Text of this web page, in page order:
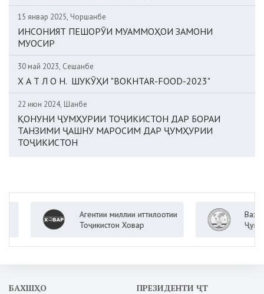
15 январ 2025, Чоршанбе
ИНСОНИЯТ ПЕШОРӮИ МУАММОҲОИ ЗАМОНИ
МУОСИР
30 май 2023, Сешанбе
Х А Т Л О Н. ШУКӮҲИ "BOKHTAR-FOOD-2023"
22 июн 2024, Шанбе
ҚОНУНИ ҶУМҲУРИИ ТОҶИКИСТОН ДАР БОРАИ
ТАНЗИМИ ҶАШНУ МАРОСИМ ДАР ҶУМҲУРИИ
ТОҶИКИСТОН
Агентии миллии иттилоотии
Тоҷикистон Ховар
Вазорати
Ҷумҳурии
БАХШҲО ПРЕЗИДЕНТИ ҶТ